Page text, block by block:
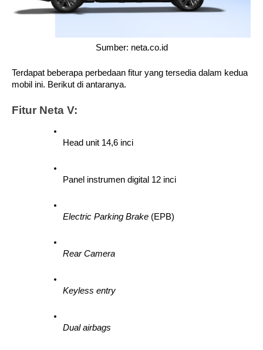
Sumber: neta.co.id
Terdapat beberapa perbedaan fitur yang tersedia dalam kedua
mobil ini. Berikut di antaranya.
Fitur Neta V:
Head unit 14,6 inci
Panel instrumen digital 12 inci
Electric Parking Brake (EPB)
Rear Camera
Keyless entry
Dual airbags